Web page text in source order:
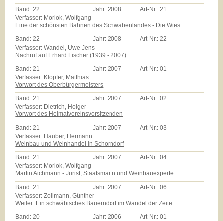
Band:22 Jahr:2008 Art-Nr.:21
Verfasser: Morlok, Wolfgang
Eine der schönsten Bahnen des Schwabenlandes - Die Wies...
Band:22 Jahr:2008 Art-Nr.:22
Verfasser: Wandel, Uwe Jens
Nachruf auf Erhard Fischer (1939 - 2007)
Band: 21 Jahr: 2007 Art-Nr.:01
Verfasser: Klopfer, Matthias
Vorwort des Oberbürgermeisters
Band:21 Jahr:2007 Art-Nr.:02
Verfasser: Dietrich, Holger
Vorwort des Heimatvereinsvorsitzenden
Band: 21 Jahr: 2007 Art-Nr.:03
Verfasser: Hauber, Hermann
Weinbau und Weinhandel in Schorndorf
Band:21 Jahr:2007 Art-Nr.:04
Verfasser: Morlok, Wolfgang
Martin Aichmann - Jurist, Staatsmann und Weinbauexperte
Band: 21 Jahr: 2007 Art-Nr.:06
Verfasser: Zollmann, Günther
Weiler: Ein schwäbisches Bauerndorf im Wandel der Zeite...
Band:20 Jahr:2006 Art-Nr.:01